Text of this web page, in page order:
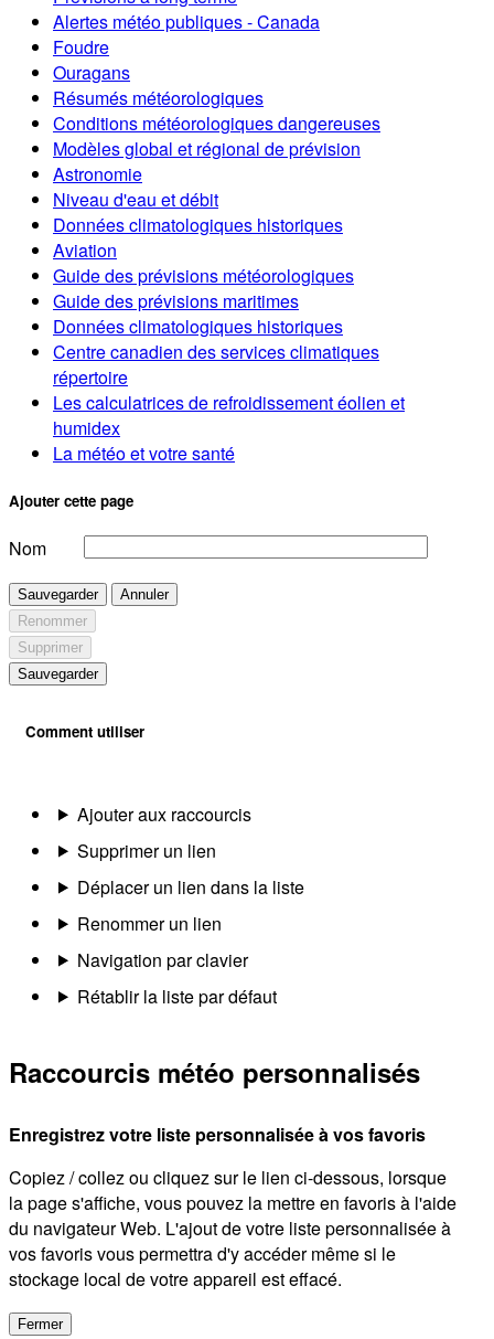
Alertes météo publiques - Canada
Foudre
Ouragans
Résumés météorologiques
Conditions météorologiques dangereuses
Modèles global et régional de prévision
Astronomie
Niveau d'eau et débit
Données climatologiques historiques
Aviation
Guide des prévisions météorologiques
Guide des prévisions maritimes
Données climatologiques historiques
Centre canadien des services climatiques
répertoire
Les calculatrices de refroidissement éolien et
humidex
La météo et votre santé
Ajouter cette page
Nom
Sauvegarder
Annuler
Renommer
Supprimer
Sauvegarder
Comment utiliser
Ajouter aux raccourcis
Supprimer un lien
Déplacer un lien dans la liste
Renommer un lien
Navigation par clavier
Rétablir la liste par défaut
Raccourcis météo personnalisés
Enregistrez votre liste personnalisée à vos favoris
Copiez / collez ou cliquez sur le lien ci-dessous, lorsque
la page s'affiche, vous pouvez la mettre en favoris à l'aide
du navigateur Web. L'ajout de votre liste personnalisée à
vos favoris vous permettra d'y accéder même si le
stockage local de votre appareil est effacé.
Fermer